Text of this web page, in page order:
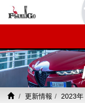
更新情報 2023年